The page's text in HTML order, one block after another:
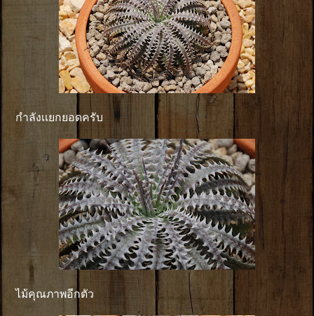
กำลังเเยกยอดครับ
ไม้คุณภาพอีกตัว